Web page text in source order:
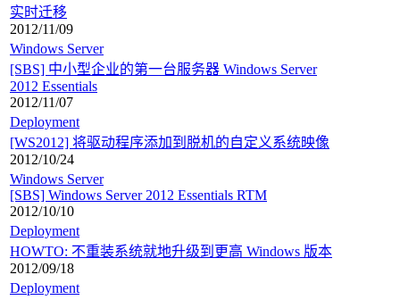
实时迁移
2012/11/09
Windows Server
[SBS] 中小型企业的第一台服务器 Windows Server
2012 Essentials
2012/11/07
Deployment
[WS2012] 将驱动程序添加到脱机的自定义系统映像
2012/10/24
Windows Server
[SBS] Windows Server 2012 Essentials RTM
2012/10/10
Deployment
HOWTO: 不重装系统就地升级到更高 Windows 版本
2012/09/18
Deployment